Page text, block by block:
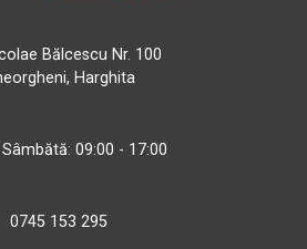
Bălcescu Nr. 100
Harghita
09:00 - 17:00
0745 153 295